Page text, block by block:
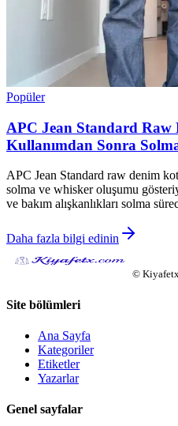
Popüler
APC Jean Standard Raw
Kullanımdan Sonra
APC Jean Standard raw denim
solma ve whisker oluşumu
ve bakım alışkanlıkları solma
Daha fazla bilgi edinin
©
Site bölümleri
Ana Sayfa
Kategoriler
Etiketler
Yazarlar
Genel sayfalar